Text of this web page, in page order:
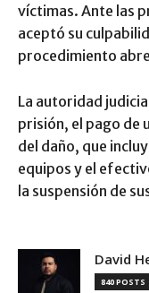
víctimas. Ante las
aceptó su
procedimiento
La autoridad
prisión, el pago de
del daño, que
equipos y el
la suspensión de
David
840 POSTS